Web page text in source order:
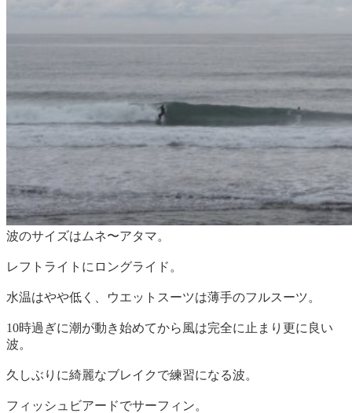
波のサイズはムネ〜アタマ。
レフトライトにロングライド。
水温はやや低く、ウエットスーツは薄手のフルスーツ。
10時過ぎに潮が動き始めてから風は完全に止まり更に良い
波。
久しぶりに綺麗なブレイクで練習になる波。
フィッシュビアードでサーフィン。